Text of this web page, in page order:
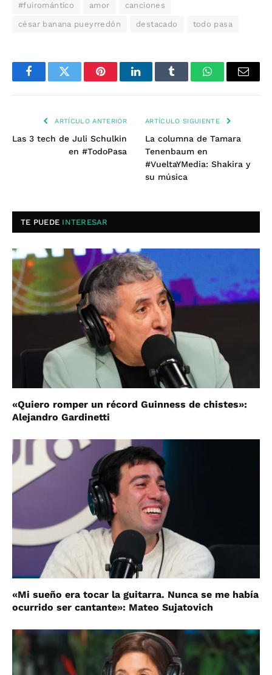
#fuiromántico amor canciones
césar banana pueyrredón destacado todo pasa
FacebookTwitter PinterestLinkedInTumblr WhatsAppEmail
ARTÍCULO ANTERIOR
Las 3 tech de Juli Schulkin
en #TodoPasa
ARTÍCULO SIGUIENTE
La columna de Tamara
Tenenbaum en
#VueltaYMedia: Shakira y
su música
TE PUEDE INTERESAR
«Quiero romper un récord Guinness de chistes»:
Alejandro Gardinetti
«Mi sueño era tocar la guitarra. Nunca se me había
ocurrido ser cantante»: Mateo Sujatovich